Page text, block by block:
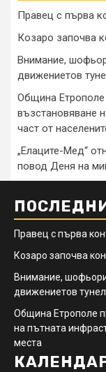
Правец с първа
Козаро започва
Внимание,
движениетов
Община
възстановяване
част от
„Елаците-Мед“
повод Деня на
Правец с първа
Козаро започва
Внимание,
движениетов
Община Етрополе
на пътната
места